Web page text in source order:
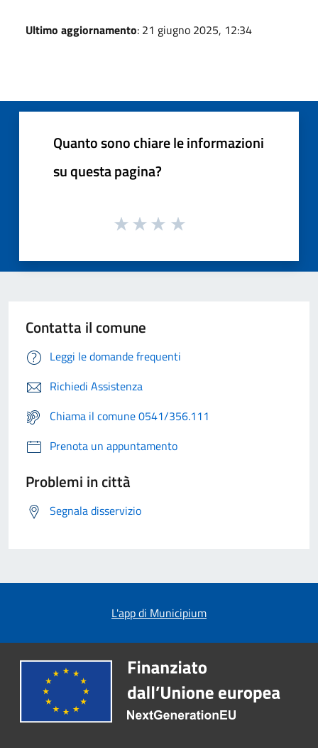
Ultimo aggiornamento: 21 giugno 2025, 12:34
Quanto sono chiare le informazioni
su questa pagina?
Contatta il comune
Leggi le domande frequenti
Richiedi Assistenza
Chiama il comune 0541/356.111
Prenota un appuntamento
Problemi in città
Segnala disservizio
L'app di Municipium